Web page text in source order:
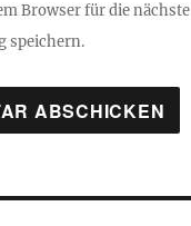
Browser für die nächste
speichern.